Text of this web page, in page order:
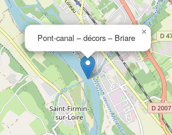
Pont-canal – décors – Briare
×